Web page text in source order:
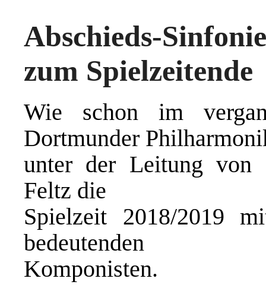
Abschieds-
zum Spielzeitende
Wie schon im
Dortmunder
unter der Leitung von
Feltz die
Spielzeit 2018/2019
bedeutenden
Komponisten.